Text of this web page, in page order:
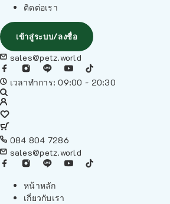
ติดต่อเรา
เข้าสู่ระบบ/ลงชื่อ
sales@petz.world
เวลาทำการ: 09:00 - 20:30
084 804 7286
sales@petz.world
หน้าหลัก
เกี่ยวกับเรา